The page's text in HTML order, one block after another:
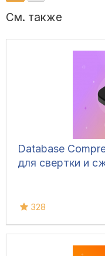
См. также
Database
для свертки и
328